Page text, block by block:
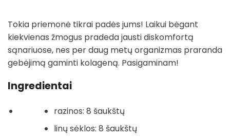
Tokia priemonė tikrai padės jums! Laikui bėgant
kiekvienas žmogus pradeda jausti diskomfortą
sąnariuose, nes per daug metų organizmas praranda
gebėjimą gaminti kolageną. Pasigaminam!
Ingredientai
razinos: 8 šaukštų
linų sėklos: 8 šaukštų